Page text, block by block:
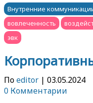
Внутренние
вовлеченность
эвк
Поeditor | 03.05.2024
0 Комментарии